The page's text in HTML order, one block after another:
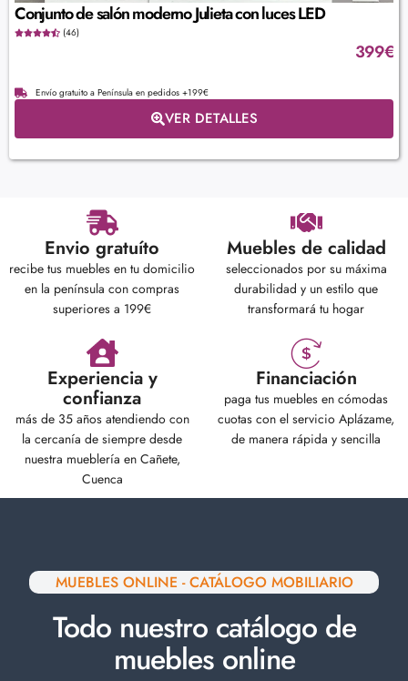
Conjunto de salón moderno Julieta con luces LED
(46)
399€
Envío gratuito a Península en pedidos +199€
VER DETALLES
Envio gratuíto
recibe tus muebles en tu domicilio
en la península con compras
superiores a 199€
Muebles de calidad
seleccionados por su máxima
durabilidad y un estilo que
transformará tu hogar
Experiencia y
confianza
más de 35 años atendiendo con
la cercanía de siempre desde
nuestra mueblería en Cañete,
Cuenca
Financiación
paga tus muebles en cómodas
cuotas con el servicio Aplázame,
de manera rápida y sencilla
MUEBLES ONLINE - CATÁLOGO MOBILIARIO
Todo nuestro catálogo de
muebles online